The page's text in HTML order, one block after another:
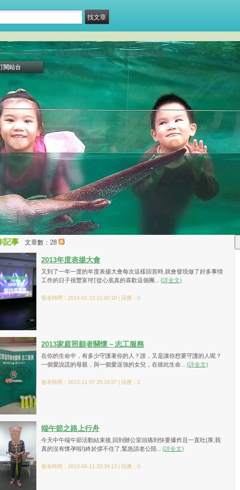
，讓文字穿越時空， 就會覺得離彼此好近好近。 你好嗎?捎個訊息吧~
閱站台
記事 文章數：28
2013年度表揚大會
又到了一年一度的年度表揚大會每次這樣回首時,就會發現做了好多事情
工作的日子很豐富!!打從心底真的喜歡這個團... (詳全文)
發表時間：2014-01-13 21:00:10 | 回應：0
2013家庭照顧者關懷－志工服務
在你的生命中，有多少守護著你的人？誰，又是讓你想要守護的人呢？
一個愛說謊的母親，與一個愛逞強的女兒，在彼此生命... (詳全文)
發表時間：2013-11-07 20:19:37 | 回應：2
端午節之路上行舟
今天中午端午節活動結束後,回到辦公室頭痛到快要爆炸且一直吐(厚,我
真的沒有懷孕啦!)終於撐不住了,緊急請老公陪... (詳全文)
發表時間：2013-06-11 20:34:13 | 回應：0